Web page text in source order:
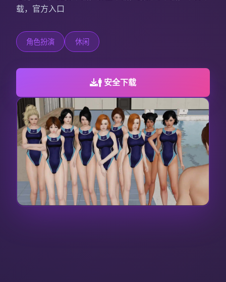
载，官方入口
角色扮演 休闲
🚹 安全下载